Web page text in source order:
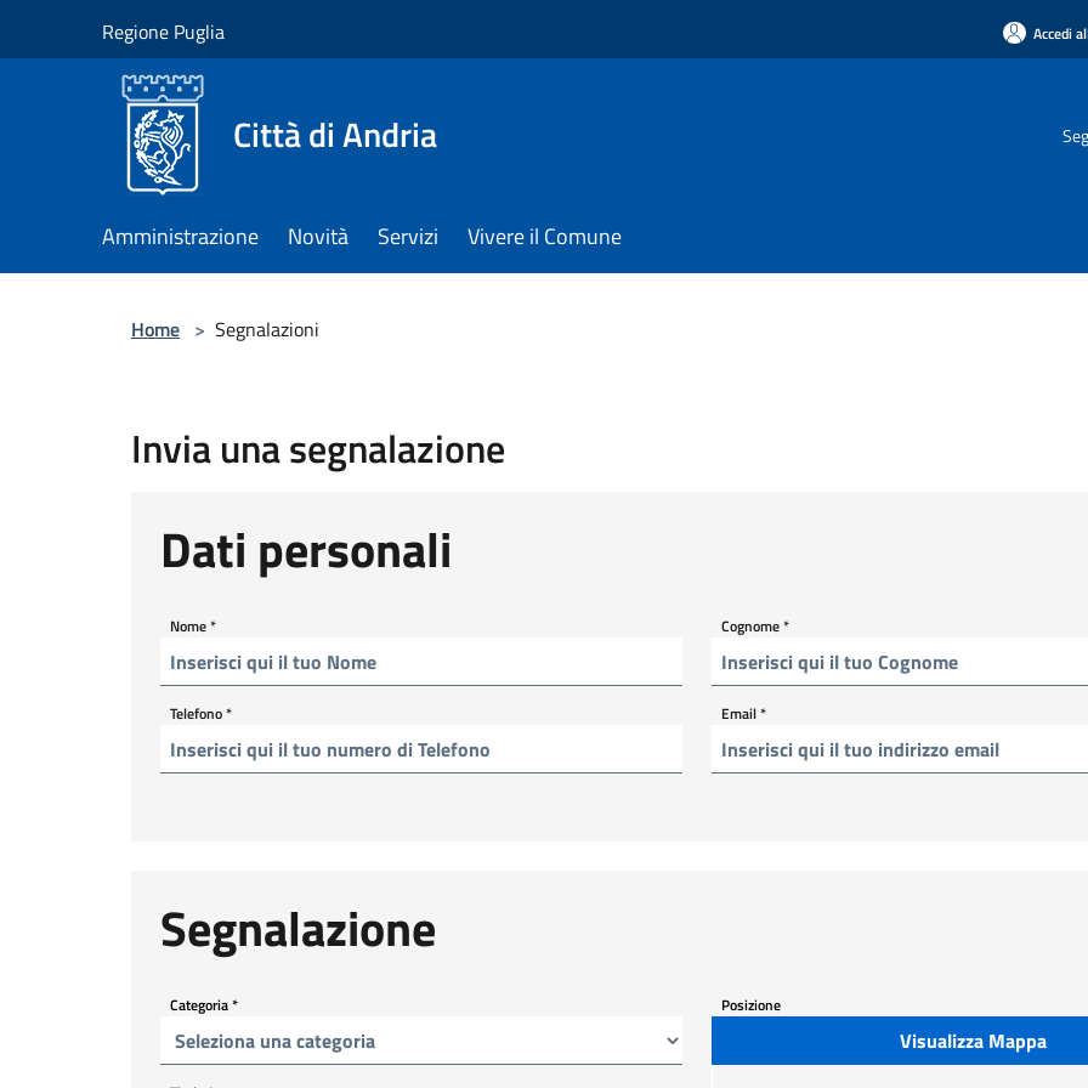
Regione Puglia Accedi
Città di Andria
Amministrazione Novità Servizi Vivere il Comune
Home > Segnalazioni
Invia una segnalazione
Dati personali
Nome* Cognome*
Telefono* Email*
Segnalazione
Categoria* Posizione
Visualizza Mappa